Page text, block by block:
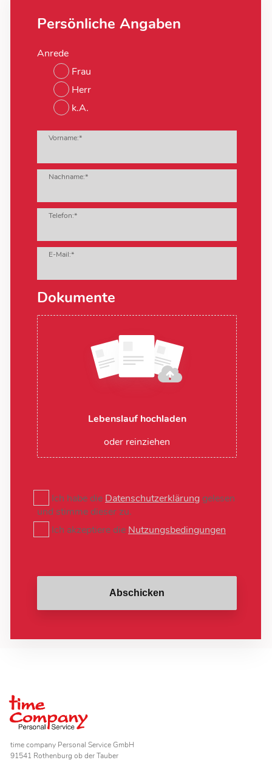
Persönliche Angaben
Anrede
Frau
Herr
k.A.
Vorname:*
Nachname:*
Telefon:*
E-Mail:*
Dokumente
Lebenslauf hochladen
oder reinziehen
Ich habe die Datenschutzerklärunggelesen
und stimme dieser zu.
Ich akzeptiere die Nutzungsbedingungen
Abschicken
time company Personal Service GmbH
91541 Rothenburg ob der Tauber